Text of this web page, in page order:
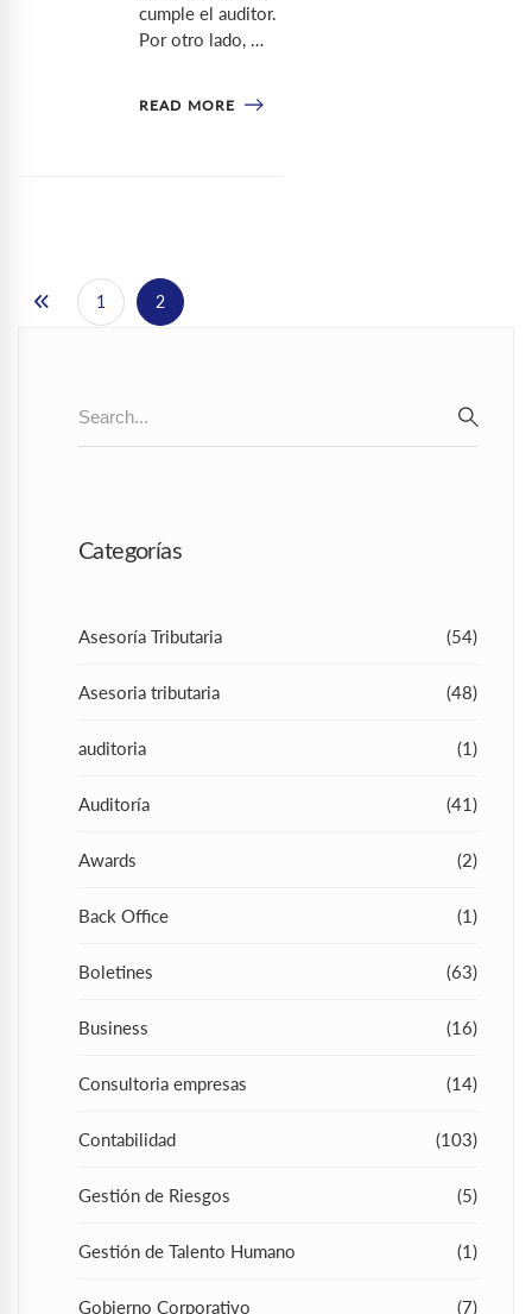
cumple el auditor.
Por otro lado, …
READ MORE
1 2
for:
Categorías
Asesoría Tributaria (54)
Asesoria tributaria (48)
auditoria (1)
Auditoría (41)
Awards (2)
Back Office (1)
Boletines (63)
Business (16)
Consultoria empresas (14)
Contabilidad (103)
Gestión de Riesgos (5)
Gestión de Talento Humano (1)
Gobierno Corporativo (7)